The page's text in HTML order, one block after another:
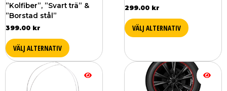
”Kolfiber”, ”Svart trä” &
”Borstad stål”
399.00 kr
VÄLJ ALTERNATIV
299.00 kr
VÄLJ ALTERNATIV
Den
här
produkten